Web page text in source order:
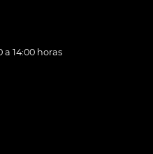
a 14:00 horas